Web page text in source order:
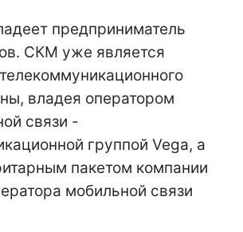
предприниматель
СКМ уже является
владея оператором
связи -
группой Vega, а
пакетом компании
мобильной связи